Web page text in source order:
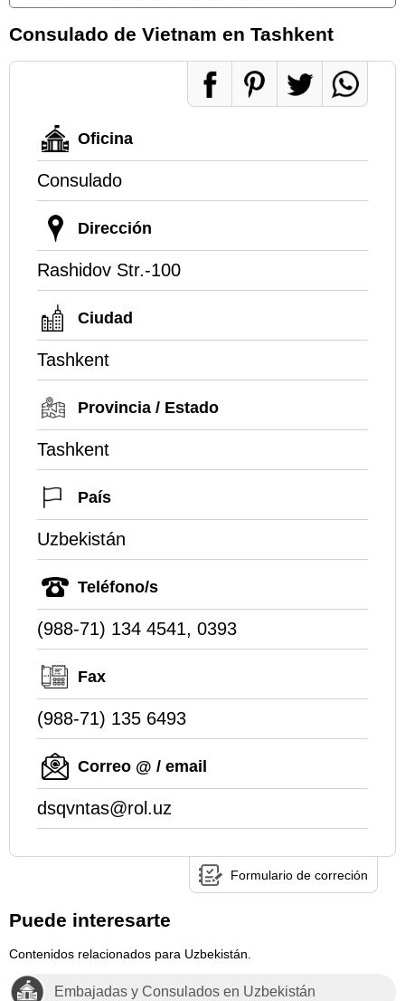
Consulado de Vietnam en Tashkent
Oficina
Consulado
Dirección
Rashidov Str.-100
Ciudad
Tashkent
Provincia / Estado
Tashkent
País
Uzbekistán
Teléfono/s
(988-71) 134 4541, 0393
Fax
(988-71) 135 6493
Correo @ / email
dsqvntas@rol.uz
Formulario de correción
Puede interesarte
Contenidos relacionados para Uzbekistán.
Embajadas y Consulados en Uzbekistán